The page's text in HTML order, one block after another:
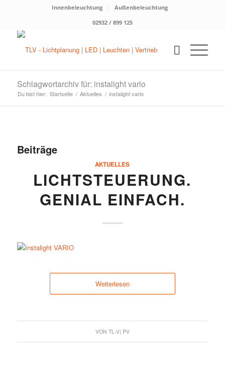
Innenbeleuchtung
Außenbeleuchtung
02932 / 899 125
Schlagwortarchiv für: instalight vario
Du bist hier: Startseite / Aktuelles / instalight vario
Beiträge
AKTUELLES
LICHTSTEUERUNG.
GENIAL EINFACH.
Weiterlesen
VON TL-V| PV